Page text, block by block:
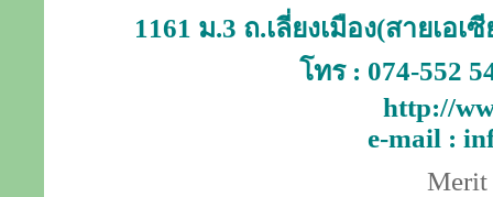
1161 ม.3 ถ.เลี่ยงเมือง(สายเอ
โทร : 074-552
http://
e-mail :
Merit